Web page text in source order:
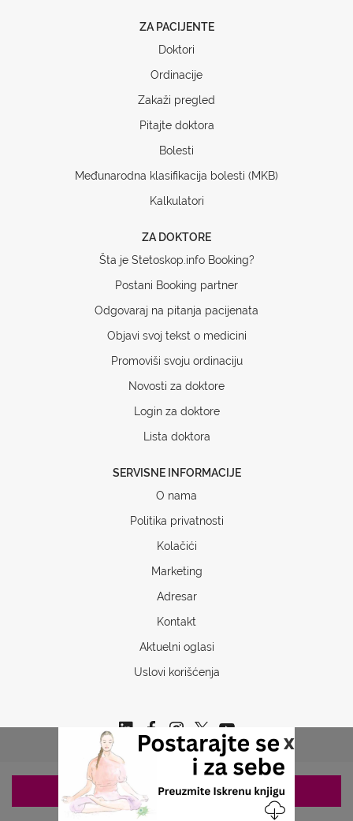
x
ZA PACIJENTE
Doktori
Ordinacije
Zakaži pregled
Pitajte doktora
Bolesti
Međunarodna klasifikacija bolesti (MKB)
Kalkulatori
ZA DOKTORE
Šta je Stetoskop.info Booking?
Postani Booking partner
Odgovaraj na pitanja pacijenata
Objavi svoj tekst o medicini
Promoviši svoju ordinaciju
Novosti za doktore
Login za doktore
Lista doktora
SERVISNE INFORMACIJE
O nama
Politika privatnosti
Kolačići
Marketing
Adresar
Kontakt
Aktuelni oglasi
Uslovi korišćenja
Copyrights © 2026 Sva prava www.stetoskop.info
ZAKAZIVANJE 063/687-460